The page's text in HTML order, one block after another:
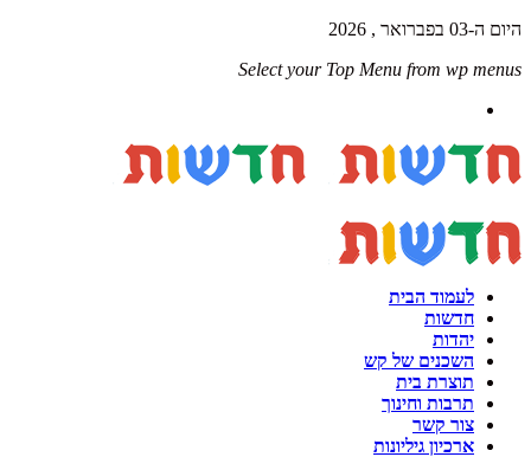
היום ה-03 בפברואר , 2026
Select your Top Menu from wp menus
לעמוד הבית
חדשות
יהדות
השכנים של קש
תוצרת בית
תרבות וחינוך
צור קשר
ארכיון גיליונות